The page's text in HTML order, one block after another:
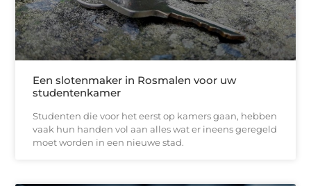
Een slotenmaker in Rosmalen voor uw
studentenkamer
Studenten die voor het eerst op kamers gaan, hebben
vaak hun handen vol aan alles wat er ineens geregeld
moet worden in een nieuwe stad.